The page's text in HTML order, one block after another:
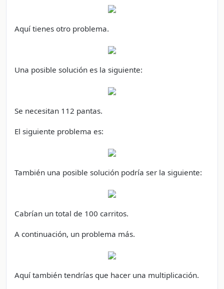
Aquí tienes otro problema.
Una posible solución es la siguiente:
Se necesitan 112 pantas.
El siguiente problema es:
También una posible solución podría ser la siguiente:
Cabrían un total de 100 carritos.
A continuación, un problema más.
Aquí también tendrías que hacer una multiplicación.